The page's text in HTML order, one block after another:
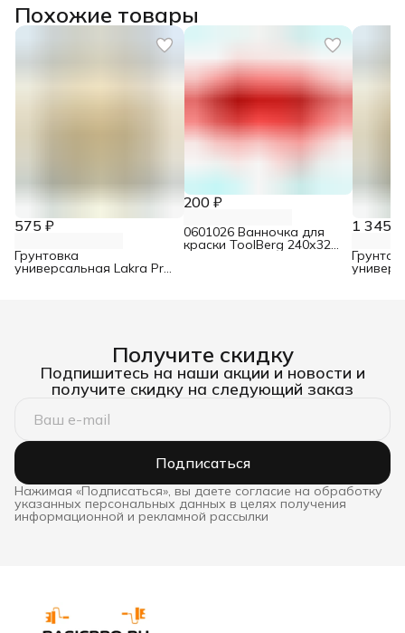
Похожие товары
575 ₽
Грунтовка
универсальная Lakra Prof
200 ₽
0601026 Ванночка для
краски ToolBerg 240х320
1 345 ₽
Получите скидку
Подпишитесь на наши акции и новости и
получите скидку на следующий заказ
Подписаться
Нажимая «Подписаться», вы даете согласие на обработку
указанных персональных данных в целях получения
информационной и рекламной рассылки